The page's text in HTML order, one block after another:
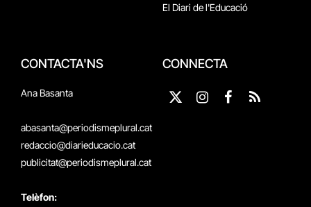
El Diari de l'Educació
CONTACTA'NS
Ana Basanta
abasanta@periodismeplural.cat
redaccio@diarieducacio.cat
publicitat@periodismeplural.cat
Telèfon:
CONNECTA
X
Instagram
Facebook
RSS